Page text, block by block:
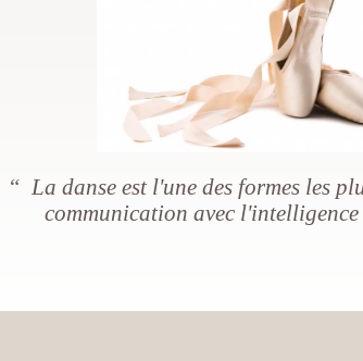
“ La danse est l'une des formes les
communication avec